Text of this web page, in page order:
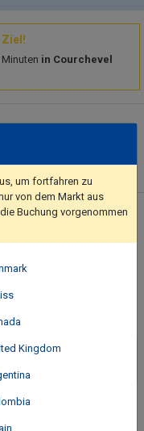
in Courchevel
enjoy massages,
hotel, which also
This hotel also
access, concierge
can catch a ride to
area shuttle.. This
from the French
check-in, and
um fortfahren zu
von dem Markt aus
Buchung vorgenommen
Kingdom